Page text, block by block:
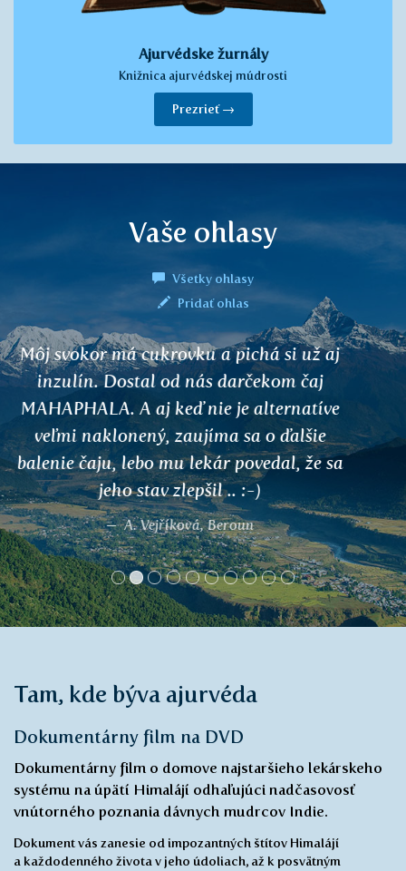
Ajurvédske žurnály
Knižnica ajurvédskej múdrosti
Prezrieť →
Vaše ohlasy
Všetky ohlasy
Pridať ohlas
Dobrý deň, už od malička som mala
alergiu na kyslé - vyrážky na dlaniach. 14
dní som pila denne GAURI a po
konzumácii pomaranča sa vyrážky vôbec
neobjavili. Mamičke veľmi pomohol od
plesní na nohách. Je skvelý!
Kateřina
Tam, kde býva ajurvéda
Dokumentárny film na DVD
Dokumentárny film o domove najstaršieho lekárskeho
systému na úpätí Himalájí odhaľujúci nadčasovosť
vnútorného poznania dávnych mudrcov Indie.
Dokument vás zanesie od impozantných štítov Himalájí
a každodenného života v jeho údoliach, až k posvätným